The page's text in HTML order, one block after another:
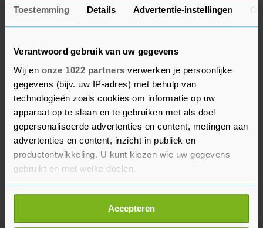
Toestemming Details Advertentie-instellingen
Verantwoord gebruik van uw gegevens
Wij en onze 1022 partners verwerken je persoonlijke
gegevens (bijv. uw IP-adres) met behulp van
technologieën zoals cookies om informatie op uw
apparaat op te slaan en te gebruiken met als doel
gepersonaliseerde advertenties en content, metingen aan
advertenties en content, inzicht in publiek en
productontwikkeling. U kunt kiezen wie uw gegevens
gebruikt en met welke doelen.
Als u het toestaat, willen we ook graag:
Informatie verzamelen over uw geografische
Accepteren